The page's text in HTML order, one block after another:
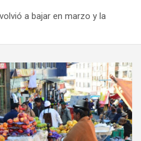
a bajar en marzo y la